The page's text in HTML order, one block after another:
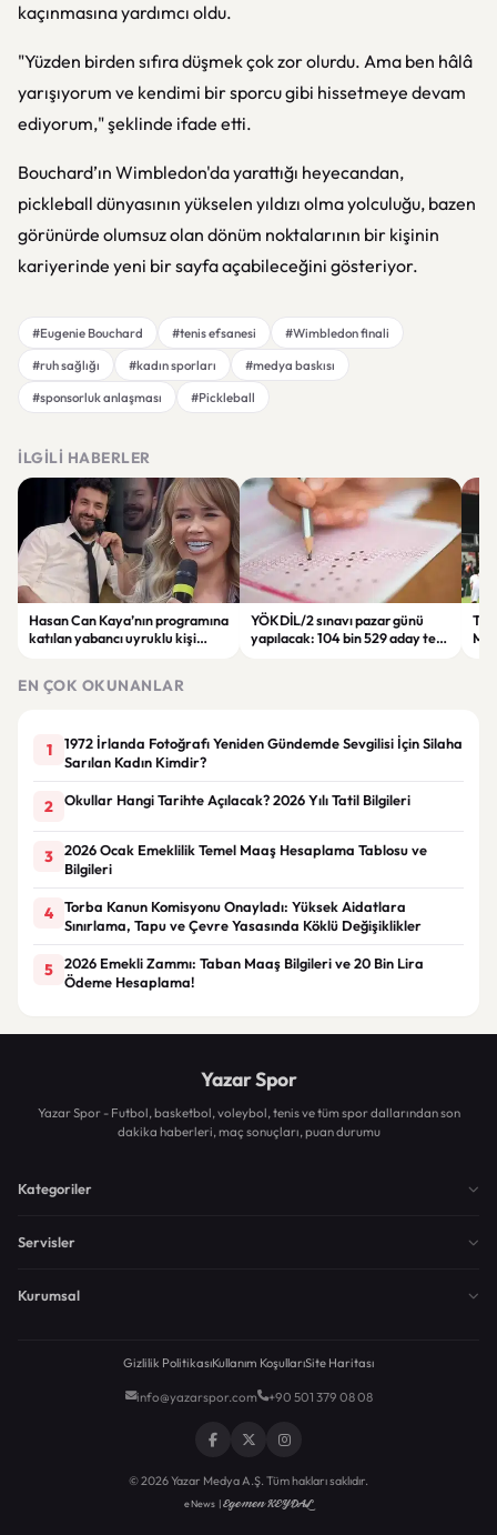
kaçınmasına yardımcı oldu.
"Yüzden birden sıfıra düşmek çok zor olurdu. Ama ben hâlâ
yarışıyorum ve kendimi bir sporcu gibi hissetmeye devam
ediyorum," şeklinde ifade etti.
Bouchard’ın Wimbledon'da yarattığı heyecandan,
pickleball dünyasının yükselen yıldızı olma yolculuğu, bazen
görünürde olumsuz olan dönüm noktalarının bir kişinin
kariyerinde yeni bir sayfa açabileceğini gösteriyor.
#Eugenie Bouchard #tenis efsanesi
#Wimbledon finali
#ruh sağlığı
#kadın sporları
#medya baskısı
#sponsorluk anlaşması
#Pickleball
İLGILI HABERLER
Hasan Can Kaya’nın programına
katılan yabancı uyruklu kişi
YÖKDİL/2 sınavı pazar günü
yapılacak: 104 bin 529 aday ter
EN ÇOK OKUNANLAR
1
1972 İrlanda Fotoğrafı Yeniden Gündemde Sevgilisi İçin Silaha
Sarılan Kadın Kimdir?
2 Okullar Hangi Tarihte Açılacak? 2026 Yılı Tatil Bilgileri
3
2026 Ocak Emeklilik Temel Maaş Hesaplama Tablosu ve
Bilgileri
4
Torba Kanun Komisyonu Onayladı: Yüksek Aidatlara
Sınırlama, Tapu ve Çevre Yasasında Köklü Değişiklikler
5
2026 Emekli Zammı: Taban Maaş Bilgileri ve 20 Bin Lira
Ödeme Hesaplama!
Yazar Spor
Yazar Spor - Futbol, basketbol, voleybol, tenis ve tüm spor dallarından son
dakika haberleri, maç sonuçları, puan durumu
Kategoriler
Servisler
Kurumsal
Gizlilik PolitikasıKullanım KoşullarıSite Haritası
info@yazarspor.com +90 501 379 08 08
© 2026 Yazar Medya A.Ş. Tüm hakları saklıdır.
eNews |Egemen KEYDAL